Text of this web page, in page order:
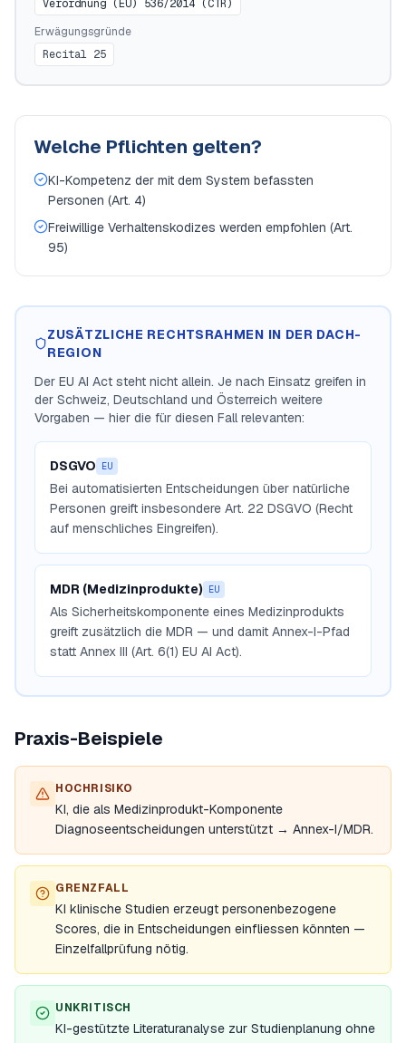
Verordnung (EU) 536/2014 (CTR)
Erwägungsgründe
Recital 25
Welche Pflichten gelten?
KI-Kompetenz der mit dem System befassten
Personen (Art. 4)
Freiwillige Verhaltenskodizes werden empfohlen (Art.
95)
ZUSÄTZLICHE RECHTSRAHMEN IN DER DACH-
REGION
Der EU AI Act steht nicht allein. Je nach Einsatz greifen in
der Schweiz, Deutschland und Österreich weitere
Vorgaben — hier die für diesen Fall relevanten:
DSGVO EU
Bei automatisierten Entscheidungen über natürliche
Personen greift insbesondere Art. 22 DSGVO (Recht
auf menschliches Eingreifen).
MDR (Medizinprodukte) EU
Als Sicherheitskomponente eines Medizinprodukts
greift zusätzlich die MDR — und damit Annex-I-Pfad
statt Annex III (Art. 6(1) EU AI Act).
Praxis-Beispiele
HOCHRISIKO
KI, die als Medizinprodukt-Komponente
Diagnoseentscheidungen unterstützt → Annex-I/MDR.
GRENZFALL
KI klinische Studien erzeugt personenbezogene
Scores, die in Entscheidungen einfliessen könnten —
Einzelfallprüfung nötig.
UNKRITISCH
KI-gestützte Literaturanalyse zur Studienplanung ohne